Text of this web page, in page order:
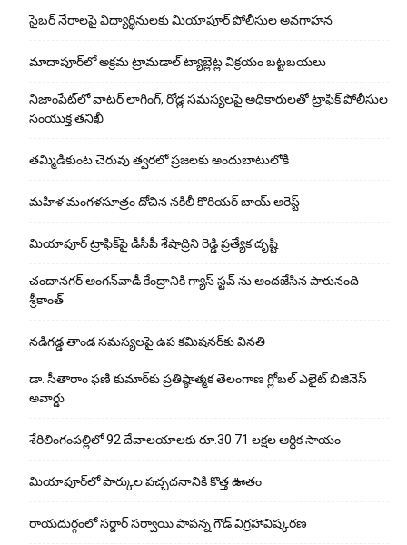
సైబర్ నేరాలపై విద్యార్థినులకు మియాపూర్ పోలీసుల అవగాహన
మాదాపూర్‌లో అక్రమ ట్రామడాల్ ట్యాబ్లెట్ల విక్రయం బట్టబయలు
నిజాంపేట్‌లో వాటర్ లాగింగ్, రోడ్ల సమస్యలపై అధికారులతో ట్రాఫిక్ పోలీసుల
సంయుక్త తనిఖీ
తమ్మిడికుంట చెరువు త్వరలో ప్రజలకు అందుబాటులోకి
మహిళ మంగళసూత్రం దోచిన నకిలీ కొరియర్ బాయ్ అరెస్ట్
మియాపూర్ ట్రాఫిక్‌పై డీసీపీ శేషాద్రిని రెడ్డి ప్రత్యేక దృష్టి
చందానగర్ అంగన్‌వాడీ కేంద్రానికి గ్యాస్ స్టవ్ ను అందజేసిన పారునంది
శ్రీకాంత్
నడిగడ్డ తాండ సమస్యలపై ఉప కమిషనర్‌కు వినతి
డా. సీతారాం ఫణి కుమార్‌కు ప్రతిష్ఠాత్మక తెలంగాణ గ్లోబల్ ఎలైట్ బిజినెస్
అవార్డు
శేరిలింగంపల్లిలో 92 దేవాలయాలకు రూ.30.71 లక్షల ఆర్థిక సాయం
మియాపూర్‌లో పార్కుల పచ్చదనానికి కొత్త ఊతం
రాయదుర్గంలో సర్దార్ సర్వాయి పాపన్న గౌడ్ విగ్రహావిష్కరణ